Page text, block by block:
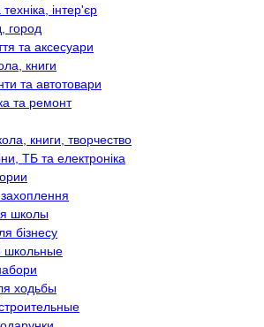
інтер'єр
город
та аксесуари
книги
та автотовари
та ремонт
книги, творчество
ТБ та електроніка
школы
бізнесу
школьные
ходьбы